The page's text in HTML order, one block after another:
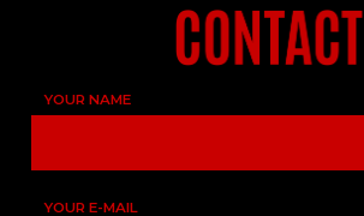
YOUR NAME
YOUR E-MAIL